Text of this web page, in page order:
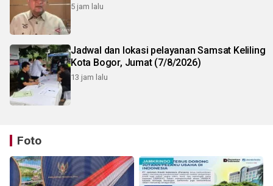
5 jam lalu
Jadwal dan lokasi pelayanan Samsat Keliling
Kota Bogor, Jumat (7/8/2026)
13 jam lalu
Foto